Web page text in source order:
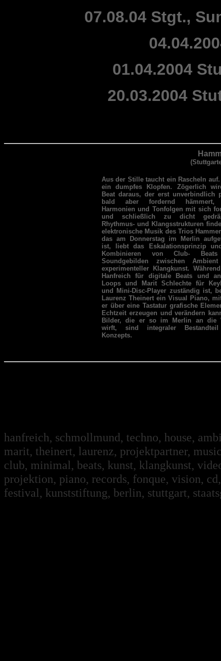
07.08.04 Stgt.,
01.04.2004
20.03.2004
Aus der Stille taucht ein Rascheln auf.
ein dumpfes Klopfen. Zögerlich
Beat daraus, der erst unverbindlich
bald aber fordernd hämmert,
Harmonien und Tonfolgen mit sich
und schließlich zu dicht
Rhythmus- und Klangsstrukturen
elektronische Musik des Trios
das am Donnerstag im Merlin
ist, liebt das Eskalationsprinzip
Kombinieren von Club-
Soundgebilden zwischen
experimenteller Klangkunst.
Hanfreich für digitale Beats und
Loops und Marit Schlechte für
und Mini-Disc-Player zuständig ist,
Laurenz Theinert ein Visual Piano,
er über eine Tastatur grafische
Echtzeit erzeugen und verändern
Bilder, die er so im Merlin an die
wirft, sind integraler
Konzepts.
hanfreich, schmollmund, techno, house,
marit, theinert, laurenz, projektpartner,
club, minimal, beats, kunst, klangkunst,
projektion, piano, records, fonque, vision,
festival, kunststiftung, berlin, stuttgart,